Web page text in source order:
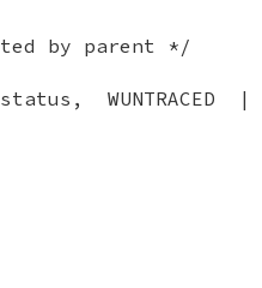
by parent */
WUNTRACED |